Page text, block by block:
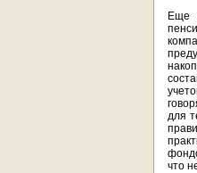
Еще
для
что